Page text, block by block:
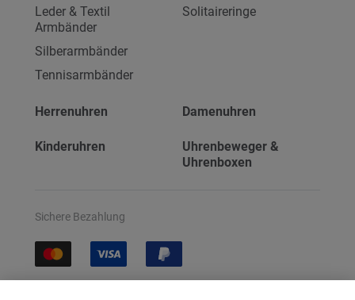
Leder & Textil
Armbänder
Silberarmbänder
Tennisarmbänder
Solitaireringe
Herrenuhren Damenuhren
Kinderuhren
Uhrenbeweger &
Uhrenboxen
Sichere Bezahlung